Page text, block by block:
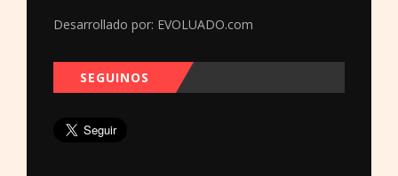
Desarrollado por: EVOLUADO.com
SEGUINOS